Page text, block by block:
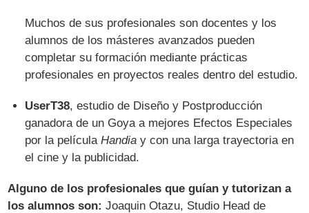
Muchos de sus profesionales son docentes y los
alumnos de los másteres avanzados pueden
completar su formación mediante prácticas
profesionales en proyectos reales dentro del estudio.
UserT38, estudio de Diseño y Postproducción
ganadora de un Goya a mejores Efectos Especiales
por la películaHandia y con una larga trayectoria en
el cine y la publicidad.
Alguno de los profesionales que guían y tutorizan a
los alumnos son: Joaquin Otazu, Studio Head de